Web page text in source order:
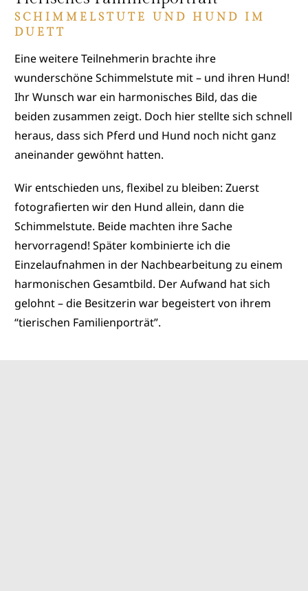
SCHIMMELSTUTE UND HUND IM
DUETT
Eine weitere Teilnehmerin brachte ihre
wunderschöne Schimmelstute mit – und ihren Hund!
Ihr Wunsch war ein harmonisches Bild, das die
beiden zusammen zeigt. Doch hier stellte sich schnell
heraus, dass sich Pferd und Hund noch nicht ganz
aneinander gewöhnt hatten.
Wir entschieden uns, flexibel zu bleiben: Zuerst
fotografierten wir den Hund allein, dann die
Schimmelstute. Beide machten ihre Sache
hervorragend! Später kombinierte ich die
Einzelaufnahmen in der Nachbearbeitung zu einem
harmonischen Gesamtbild. Der Aufwand hat sich
gelohnt – die Besitzerin war begeistert von ihrem
“tierischen Familienporträt”.